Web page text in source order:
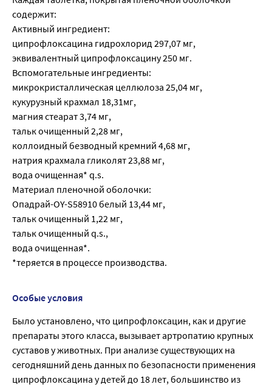
содержит:
Активный ингредиент:
ципрофлоксацина гидрохлорид 297,07 мг,
эквивалентный ципрофлоксацину 250 мг.
Вспомогательные ингредиенты:
микрокристаллическая целлюлоза 25,04 мг,
кукурузный крахмал 18,31мг,
магния стеарат 3,74 мг,
тальк очищенный 2,28 мг,
коллоидный безводный кремний 4,68 мг,
натрия крахмала гликолят 23,88 мг,
вода очищенная* q.s.
Материал пленочной оболочки:
Опадрай-OY-S58910 белый 13,44 мг,
тальк очищенный 1,22 мг,
тальк очищенный q.s.,
вода очищенная*.
*теряется в процессе производства.
Особые условия
Было установлено, что ципрофлоксацин, как и другие
препараты этого класса, вызывает артропатию крупных
суставов у животных. При анализе существующих на
сегодняшний день данных по безопасности применения
ципрофлоксацина у детей до 18 лет, большинство из